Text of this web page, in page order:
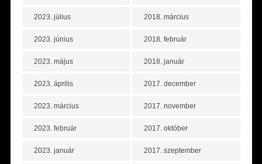
2023. július
2023. június
2023. május
2023. április
2023. március
2023. február
2023. január
2018. március
2018. február
2018. január
2017. december
2017. november
2017. október
2017. szeptember